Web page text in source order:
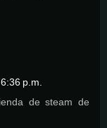
p.m.
de steam de